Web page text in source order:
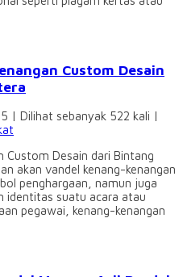
Custom Desain
| Dilihat sebanyak 522 kali |
Custom Desain dari Bintang
akan vandel kenang-kenangan
penghargaan, namun juga
identitas suatu acara atau
pegawai, kenang-kenangan